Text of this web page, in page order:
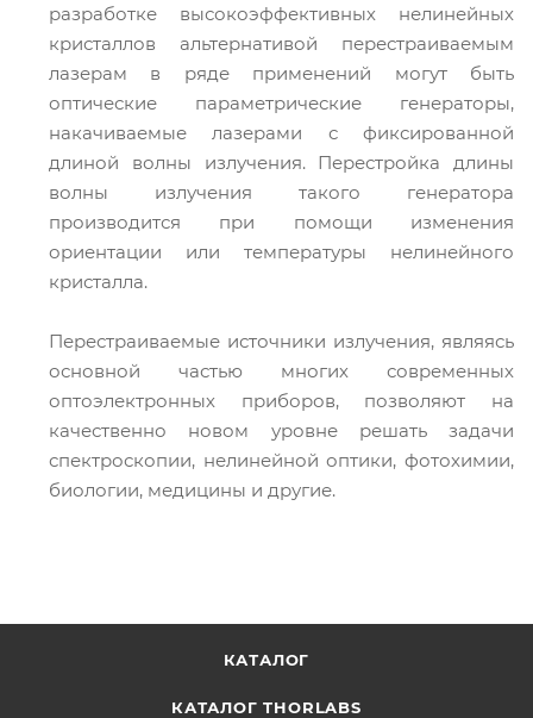
разработке высокоэффективных нелинейных
кристаллов альтернативой перестраиваемым
лазерам в ряде применений могут быть
оптические параметрические генераторы,
накачиваемые лазерами с фиксированной
длиной волны излучения. Перестройка длины
волны излучения такого генератора
производится при помощи изменения
ориентации или температуры нелинейного
кристалла.
Перестраиваемые источники излучения, являясь
основной частью многих современных
оптоэлектронных приборов, позволяют на
качественно новом уровне решать задачи
спектроскопии, нелинейной оптики, фотохимии,
биологии, медицины и другие.
КАТАЛОГ
КАТАЛОГ THORLABS